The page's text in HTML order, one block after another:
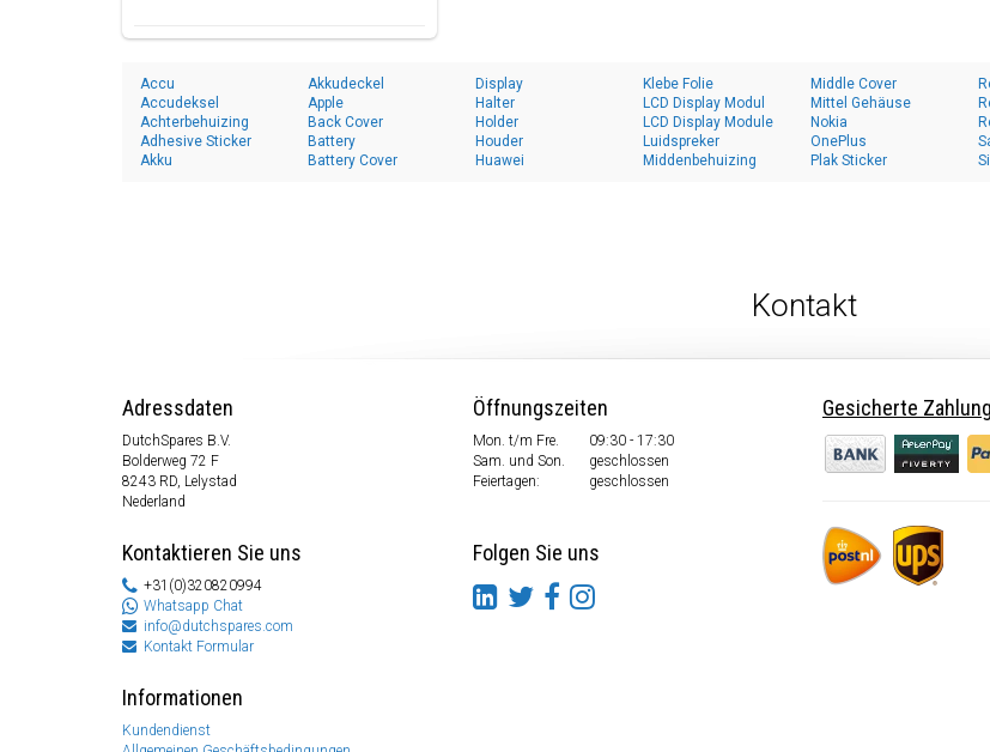
Accu
Accudeksel
Achterbehuizing
Adhesive Sticker
Akku
Akkudeckel
Apple
Back Cover
Battery
Battery Cover
Display
Halter
Holder
Houder
Huawei
Klebe Folie
LCD Display Modul
LCD Display Module
Luidspreker
Middenbehuizing
Middle Cover
Mittel Gehäuse
Nokia
OnePlus
Plak Sticker
Kontakt
Adressdaten
DutchSpares B.V.
Bolderweg 72 F
8243 RD, Lelystad
Nederland
Kontaktieren Sie uns
+31(0)320820994
Whatsapp Chat
info@dutchspares.com
Kontakt Formular
Informationen
Kundendienst
Öffnungszeiten
Mon. t/m Fre.
09:30 - 17:30
Sam. und Son.
geschlossen
Feiertagen:
geschlossen
Folgen Sie uns
Gesicherte